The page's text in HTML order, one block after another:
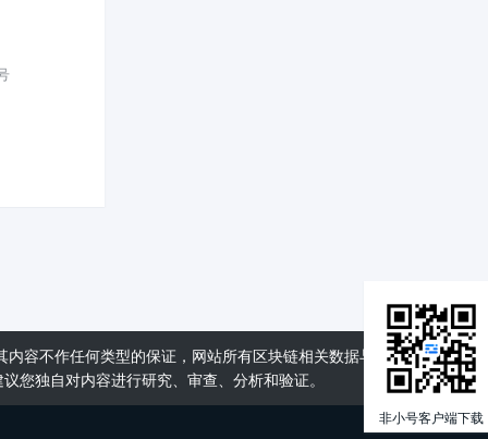
容不作任何类型的保证，网站所有区块链相关数据与资料仅供用
您独自对内容进行研究、审查、分析和验证。
非小号客户端下载